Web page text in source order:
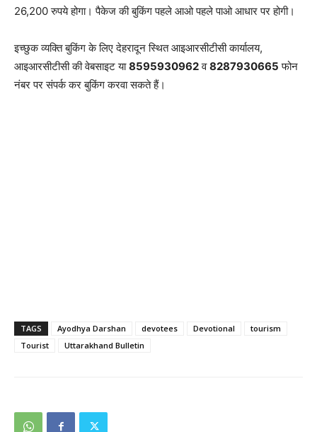
26,200 रुपये होगा। पैकेज की बुकिंग पहले आओ पहले पाओ आधार पर होगी।
इच्छुक व्यक्ति बुकिंग के लिए देहरादून स्थित आइआरसीटीसी कार्यालय,
आइआरसीटीसी की वेबसाइट या8595930962व8287930665 फोन
नंबर पर संपर्क कर बुकिंग करवा सकते हैं।
TAGS Ayodhya Darshan devotees Devotional
tourism
Tourist
Uttarakhand Bulletin